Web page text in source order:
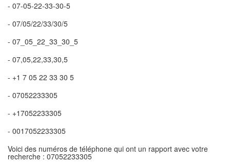
- 07-05-22-33-30-5
- 07/05/22/33/30/5
- 07_05_22_33_30_5
- 07,05,22,33,30,5
- +1 7 05 22 33 30 5
- 07052233305
- +17052233305
- 0017052233305
Voici des numéros de téléphone qui ont un rapport avec votre
recherche : 07052233305